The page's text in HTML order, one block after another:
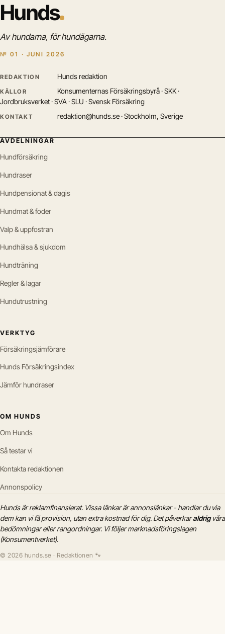
Hunds
Av hundarna, för hundägarna.
№ 01 · JUNI 2026
REDAKTION Hunds redaktion
KÄLLOR
Konsumenternas Försäkringsbyrå · SKK ·
Jordbruksverket · SVA · SLU · Svensk Försäkring
KONTAKT redaktion@hunds.se · Stockholm, Sverige
AVDELNINGAR
Hundförsäkring
Hundraser
Hundpensionat & dagis
Hundmat & foder
Valp & uppfostran
Hundhälsa & sjukdom
Hundträning
Regler & lagar
Hundutrustning
VERKTYG
Försäkringsjämförare
Hunds Försäkringsindex
Jämför hundraser
OM HUNDS
Om Hunds
Så testar vi
Kontakta redaktionen
Annonspolicy
Hunds är reklamfinansierat. Vissa länkar är annonslänkar - handlar du via
dem kan vi få provision, utan extra kostnad för dig. Det påverkaraldrigvåra
bedömningar eller rangordningar. Vi följer marknadsföringslagen
(Konsumentverket).
© 2026 hunds.se · Redaktionen 🐾